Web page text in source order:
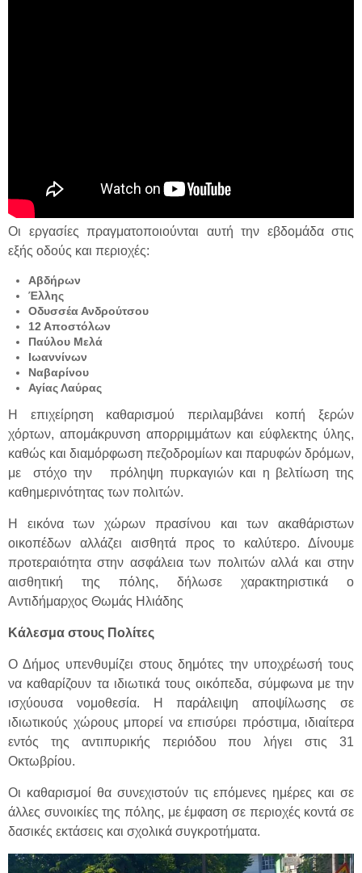
Οι εργασίες πραγματοποιούνται αυτή την εβδομάδα στις
εξής οδούς και περιοχές:
Αβδήρων
Έλλης
Οδυσσέα Ανδρούτσου
12 Αποστόλων
Παύλου Μελά
Ιωαννίνων
Ναβαρίνου
Αγίας Λαύρας
Η επιχείρηση καθαρισμού περιλαμβάνει κοπή ξερών
χόρτων, απομάκρυνση απορριμμάτων και εύφλεκτης ύλης,
καθώς και διαμόρφωση πεζοδρομίων και παρυφών δρόμων,
με στόχο την πρόληψη πυρκαγιών και η βελτίωση της
καθημερινότητας των πολιτών.
Η εικόνα των χώρων πρασίνου και των ακαθάριστων
οικοπέδων αλλάζει αισθητά προς το καλύτερο. Δίνουμε
προτεραιότητα στην ασφάλεια των πολιτών αλλά και στην
αισθητική της πόλης, δήλωσε χαρακτηριστικά ο
Αντιδήμαρχος Θωμάς Ηλιάδης
Κάλεσμα στους Πολίτες
Ο Δήμος υπενθυμίζει στους δημότες την υποχρέωσή τους
να καθαρίζουν τα ιδιωτικά τους οικόπεδα, σύμφωνα με την
ισχύουσα νομοθεσία. Η παράλειψη αποψίλωσης σε
ιδιωτικούς χώρους μπορεί να επισύρει πρόστιμα, ιδιαίτερα
εντός της αντιπυρικής περιόδου που λήγει στις 31
Οκτωβρίου.
Οι καθαρισμοί θα συνεχιστούν τις επόμενες ημέρες και σε
άλλες συνοικίες της πόλης, με έμφαση σε περιοχές κοντά σε
δασικές εκτάσεις και σχολικά συγκροτήματα.